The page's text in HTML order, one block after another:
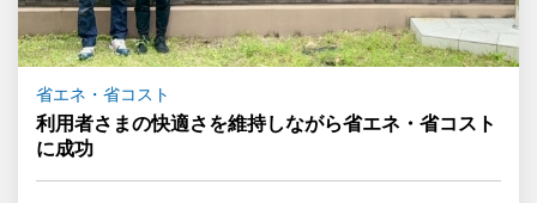
省エネ・省コスト
利用者さまの快適さを維持しながら省エネ・省コスト
に成功